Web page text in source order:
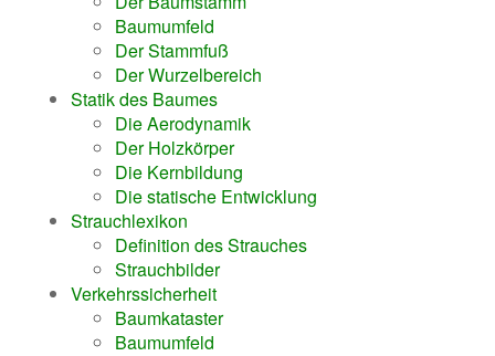
Baumumfeld
Der Stammfuß
Der Wurzelbereich
Statik des Baumes
Die Aerodynamik
Der Holzkörper
Die Kernbildung
Die statische Entwicklung
Strauchlexikon
Definition des Strauches
Strauchbilder
Verkehrssicherheit
Baumkataster
Baumumfeld